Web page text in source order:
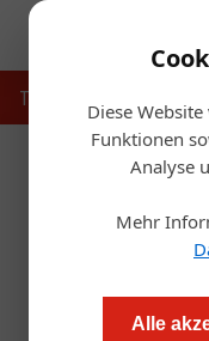
Diese
Funktionen
Analyse
Mehr
Alle
Touristik